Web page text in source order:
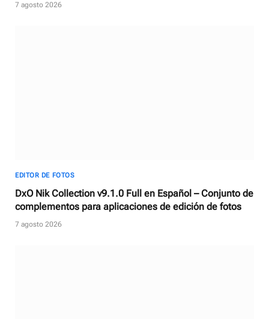
7 agosto 2026
EDITOR DE FOTOS
DxO Nik Collection v9.1.0 Full en Español – Conjunto de
complementos para aplicaciones de edición de fotos
7 agosto 2026